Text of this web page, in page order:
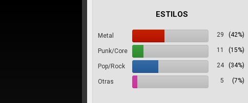
ESTILOS
Metal 29 (42%)
Punk/Core 11 (15%)
Pop/Rock 24 (34%)
Otras 5 (7%)